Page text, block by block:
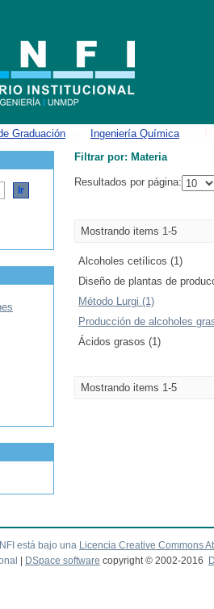
Graduación Ingeniería Química
Filtrar por: Materia
Resultados por página:
Mostrando items 1-5
Alcoholes cetílicos (1)
Diseño de plantas de
Método Lurgi (1)
Producción de alcoholes
Ácidos grasos (1)
Mostrando items 1-5
está bajo una Licencia Creative Commons
DSpace software copyright © 2002-2016